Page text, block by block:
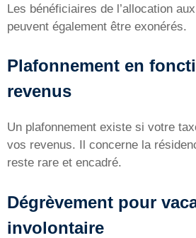
Les bénéficiaires de l’allocation
peuvent également être exonérés.
Plafonnement en
revenus
Un plafonnement existe si votre
vos revenus. Il concerne la
reste rare et encadré.
Dégrèvement pour
involontaire